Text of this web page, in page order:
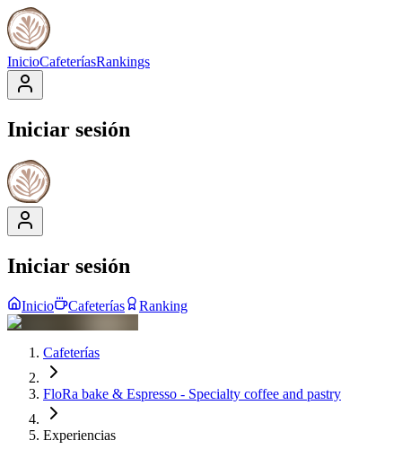
InicioCafeteríasRankings
Iniciar sesión
Iniciar sesión
Inicio Cafeterías Ranking
Cafeterías
FloRa bake & Espresso - Specialty coffee and pastry
Experiencias